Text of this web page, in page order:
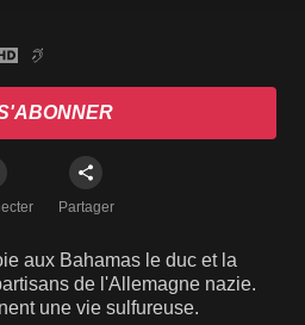
Partager
aux Bahamas le duc et la
de l'Allemagne nazie.
une vie sulfureuse.